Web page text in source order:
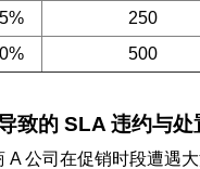
250
500
致的 SLA 违约与处
公司在促销时段遭遇